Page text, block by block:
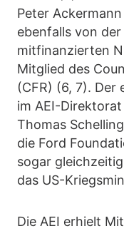
Peter
ebenfalls von
mitfinanzierten
Mitglied des
(CFR) (6, 7). Der
im AEI-
Thomas
die Ford
sogar
das US-
Die AEI erhielt